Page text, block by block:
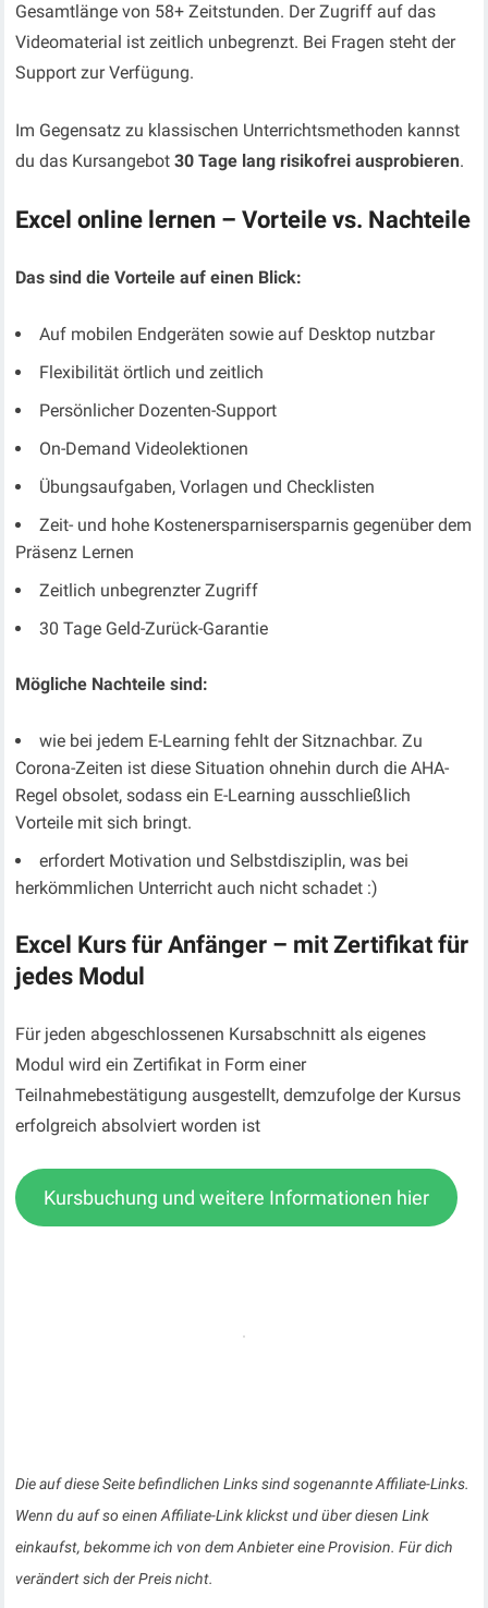
Gesamtlänge von 58+ Zeitstunden. Der Zugriff auf das
Videomaterial ist zeitlich unbegrenzt. Bei Fragen steht der
Support zur Verfügung.
Im Gegensatz zu klassischen Unterrichtsmethoden kannst
du das Kursangebot30 Tage lang risikofrei ausprobieren.
Excel online lernen – Vorteile vs. Nachteile
Das sind die Vorteile auf einen Blick:
Auf mobilen Endgeräten sowie auf Desktop nutzbar
Flexibilität örtlich und zeitlich
Persönlicher Dozenten-Support
On-Demand Videolektionen
Übungsaufgaben, Vorlagen und Checklisten
Zeit- und hohe Kostenersparnisersparnis gegenüber dem
Präsenz Lernen
Zeitlich unbegrenzter Zugriff
30 Tage Geld-Zurück-Garantie
Mögliche Nachteile sind:
wie bei jedem E-Learning fehlt der Sitznachbar. Zu
Corona-Zeiten ist diese Situation ohnehin durch die AHA-
Regel obsolet, sodass ein E-Learning ausschließlich
Vorteile mit sich bringt.
erfordert Motivation und Selbstdisziplin, was bei
herkömmlichen Unterricht auch nicht schadet :)
Excel Kurs für Anfänger – mit Zertifikat für
jedes Modul
Für jeden abgeschlossenen Kursabschnitt als eigenes
Modul wird ein Zertifikat in Form einer
Teilnahmebestätigung ausgestellt, demzufolge der Kursus
erfolgreich absolviert worden ist
Kursbuchung und weitere Informationen hier
Die auf diese Seite befindlichen Links sind sogenannte Affiliate-Links.
Wenn du auf so einen Affiliate-Link klickst und über diesen Link
einkaufst, bekomme ich von dem Anbieter eine Provision. Für dich
verändert sich der Preis nicht.